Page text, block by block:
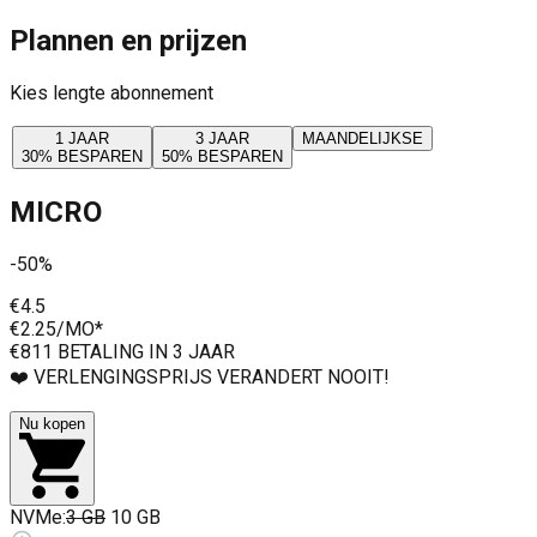
Plannen en prijzen
Kies lengte abonnement
1 JAAR
30% BESPAREN
3 JAAR
50% BESPAREN
MAANDELIJKSE
MICRO
-50%
€4.5
€2.25/MO*
€811 BETALING IN 3 JAAR
❤️ VERLENGINGSPRIJS VERANDERT NOOIT!
Nu kopen
NVMe:3 GB 10 GB